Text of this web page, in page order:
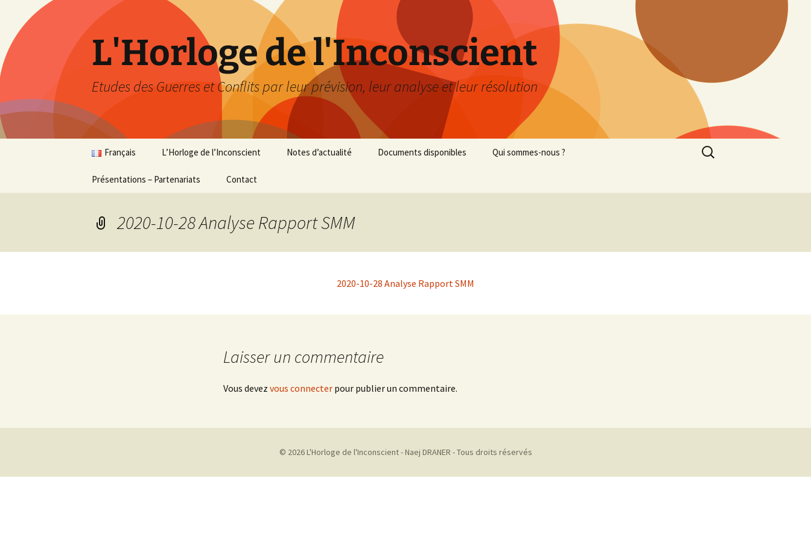
contenu
L'Horloge de l'Inconscient
Etudes des Guerres et Conflits par leur prévision, leur analyse et leur résolution
Français
Français
L’Horloge de l’Inconscient
Synthèse
11 Septembre 2001
Notes d’actualité Documents disponibles Qui sommes-nous ?
Présentations – Partenariats Contact
Rechercher :
2020-10-28 Analyse Rapport SMM
2020-10-28 Analyse Rapport SMM
Laisser un commentaire
Vous devez vous connecter pour publier un commentaire.
© 2026 L'Horloge de l'Inconscient - Naej DRANER - Tous droits réservés